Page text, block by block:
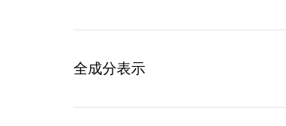
全成分表示